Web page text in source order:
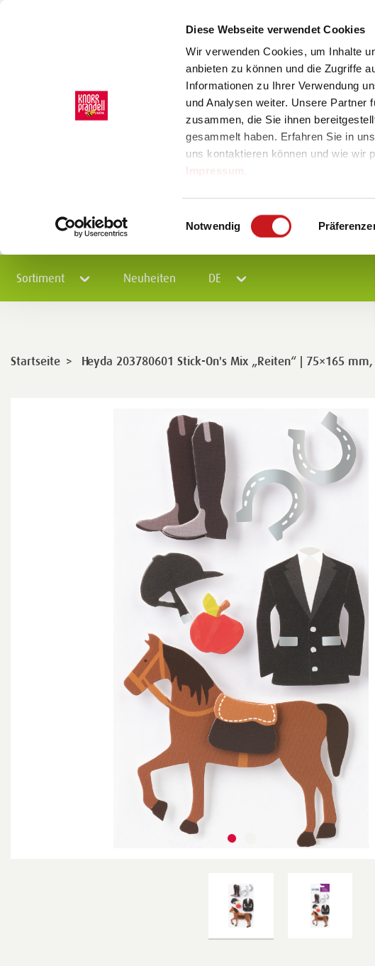
Diese Webseite verwendet Cookies
Wir verwenden Cookies, um Inhalte
anbieten zu können und die Zugriffe
Informationen zu Ihrer Verwendung
und Analysen weiter. Unsere Partner
zusammen, die Sie ihnen
gesammelt haben. Erfahren Sie in
uns kontaktieren können und wie wir
Impressum
Einwilligungsauswahl
Notwendig
Sortiment Neuheiten DE
Startseite > Heyda 203780601 Stick-On's Mix „Reiten“ | 75×165